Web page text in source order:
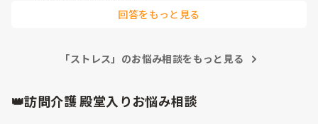
年内には辞めたいけど、どうなることか(–_–“)
私も同じようなことがあり、半年間引き留められました。
→今はネットで調べてたりしたらすぐわかりますし。
内定を辞退しました。
回答をもっと見る
「ストレス」のお悩み相談をもっと見る
👑訪問介護 殿堂入りお悩み相談